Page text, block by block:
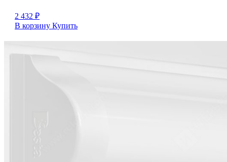
2 432 ₽
В корзину Купить